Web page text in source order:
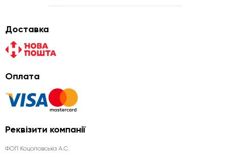
Доставка
Оплата
Реквізити компанії
ФОП Коцоловська А.С.